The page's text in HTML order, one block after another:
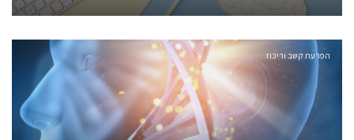
הפרעת קשב וריכוז